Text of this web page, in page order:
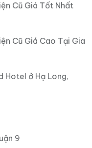
Cũ Giá Tốt Nhất
Cũ Giá Cao Tại Gia
Hotel ở Hạ Long,
9